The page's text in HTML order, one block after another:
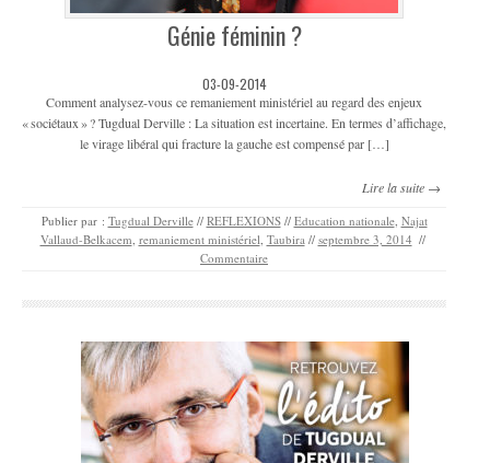
Génie féminin ?
03-09-2014
Comment analysez-vous ce remaniement ministériel au regard des enjeux
« sociétaux » ? Tugdual Derville : La situation est incertaine. En termes d’affichage,
le virage libéral qui fracture la gauche est compensé par […]
Lire la suite →
Publier par : Tugdual Derville // REFLEXIONS // Education nationale, Najat
Vallaud-Belkacem remaniement ministériel Taubira // septembre 3, 2014 //
Commentaire